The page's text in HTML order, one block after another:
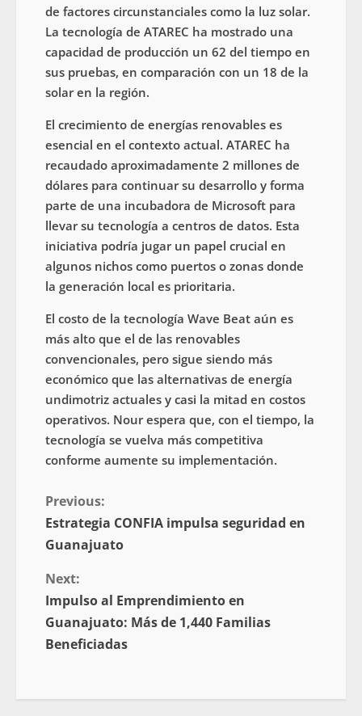
de factores circunstanciales como la luz solar.
La tecnología de ATAREC ha mostrado una
capacidad de producción un 62 del tiempo en
sus pruebas, en comparación con un 18 de la
solar en la región.
El crecimiento de energías renovables es
esencial en el contexto actual. ATAREC ha
recaudado aproximadamente 2 millones de
dólares para continuar su desarrollo y forma
parte de una incubadora de Microsoft para
llevar su tecnología a centros de datos. Esta
iniciativa podría jugar un papel crucial en
algunos nichos como puertos o zonas donde
la generación local es prioritaria.
El costo de la tecnología Wave Beat aún es
más alto que el de las renovables
convencionales, pero sigue siendo más
económico que las alternativas de energía
undimotriz actuales y casi la mitad en costos
operativos. Nour espera que, con el tiempo, la
tecnología se vuelva más competitiva
conforme aumente su implementación.
Previous:
Estrategia CONFIA impulsa seguridad en
Guanajuato
Next:
Impulso al Emprendimiento en
Guanajuato: Más de 1,440 Familias
Beneficiadas